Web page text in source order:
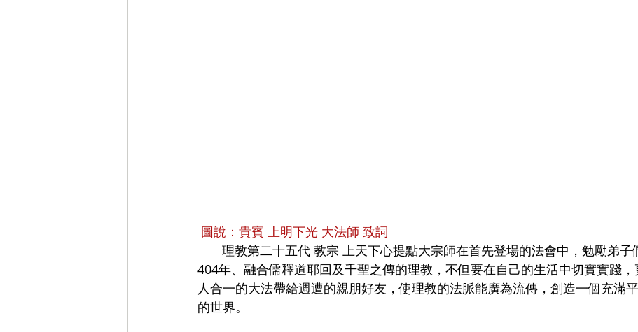
圖說：貴賓 上明下光 大法師 致詞
404年、融合儒釋道耶回及千聖之傳的理教，不但要在自己的生活中切實實踐
人合一的大法帶給週遭的親朋好友，使理教的法脈能廣為流傳，創造一個充滿
的世界。